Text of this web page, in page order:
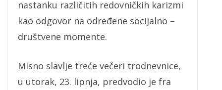
nastanku različitih redovničkih karizmi
kao odgovor na određene socijalno –
društvene momente.
Misno slavlje treće večeri trodnevnice,
u utorak, 23. lipnja, predvodio je fra